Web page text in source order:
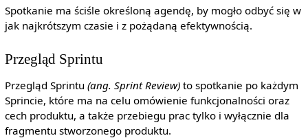
Spotkanie ma ściśle określoną agendę, by mogło odbyć się w
jak najkrótszym czasie i z pożądaną efektywnością.
Przegląd Sprintu
Przegląd Sprintu (ang. Sprint Review)to spotkanie po każdym
Sprincie, które ma na celu omówienie funkcjonalności oraz
cech produktu, a także przebiegu prac tylko i wyłącznie dla
fragmentu stworzonego produktu.